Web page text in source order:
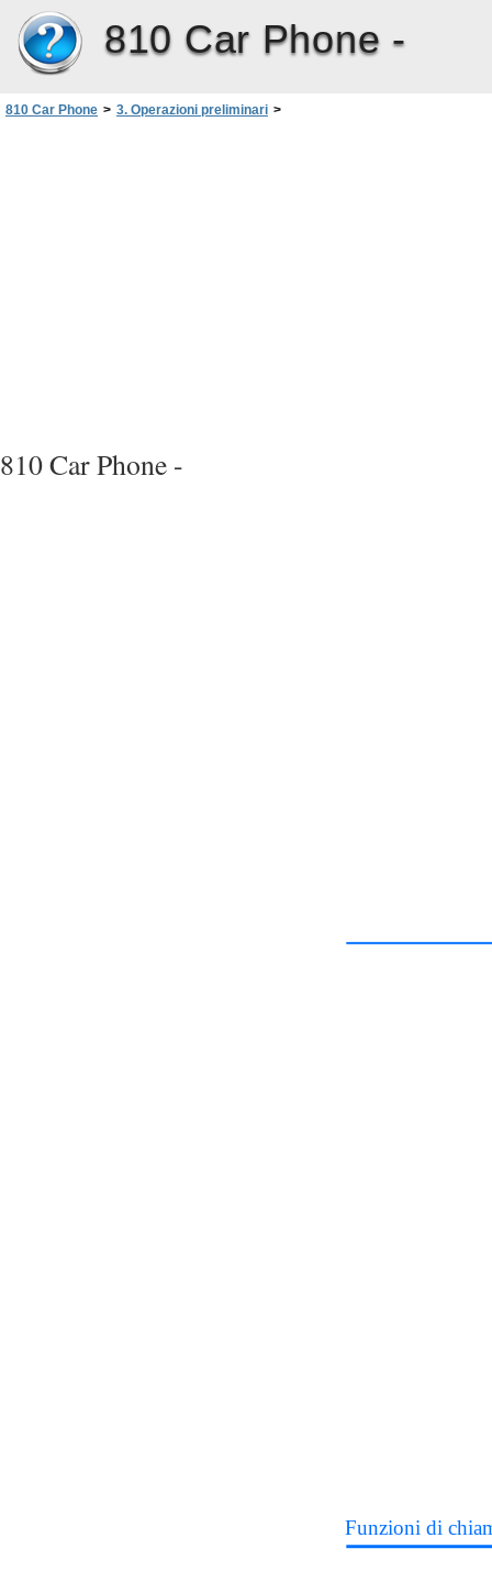
810 Car Phone -
810 Car Phone > 3. Operazioni preliminari >
810 Car Phone -
Funzioni di